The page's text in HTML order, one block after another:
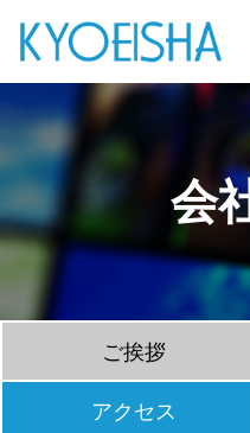
会
ご挨拶
アクセス